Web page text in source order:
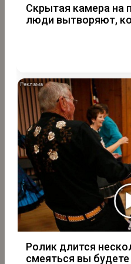
Скрытая камера на
люди вытворяют,
Ролик длится
смеяться вы